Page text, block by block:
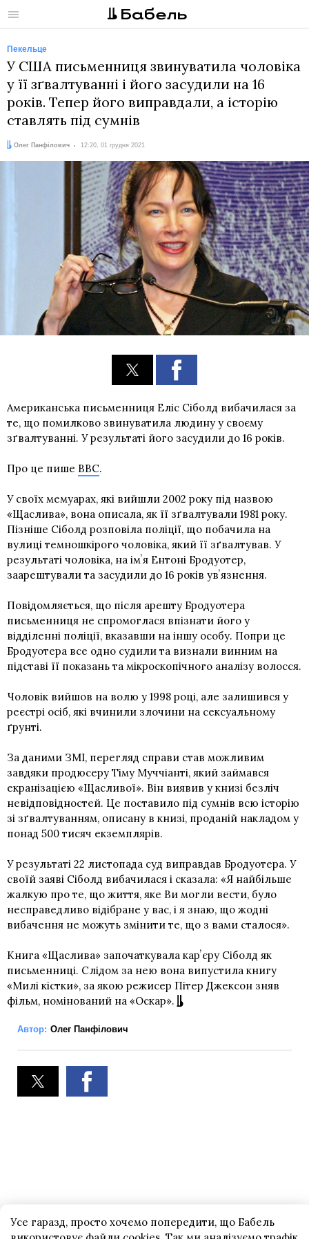
Меню
Пекельце
У США письменниця звинуватила чоловіка
у її зґвалтуванні і його засудили на 16
років. Тепер його виправдали, а історію
ставлять під сумнів
Автор:
Олег Панфілович
Дата: 12:20, 01 грудня 2021
Американська письменниця Еліс Сіболд вибачилася за
те, що помилково звинуватила людину у своєму
зґвалтуванні. У результаті його засудили до 16 років.
Про це пише ВВС.
У своїх мемуарах, які вийшли 2002 року під назвою
«Щаслива», вона описала, як її зґвалтували 1981 року.
Пізніше Сіболд розповіла поліції, що побачила на
вулиці темношкірого чоловіка, який її зґвалтував. У
результаті чоловіка, на імʼя Ентоні Бродуотер,
заарештували та засудили до 16 років увʼязнення.
Повідомляється, що після арешту Бродуотера
письменниця не спромоглася впізнати його у
відділенні поліції, вказавши на іншу особу. Попри це
Бродуотера все одно судили та визнали винним на
підставі її показань та мікроскопічного аналізу волосся.
Чоловік вийшов на волю у 1998 році, але залишився у
реєстрі осіб, які вчинили злочини на сексуальному
ґрунті.
За даними ЗМІ, перегляд справи став можливим
завдяки продюсеру Тіму Муччіанті, який займався
екранізацією «Щасливої». Він виявив у книзі безліч
невідповідностей. Це поставило під сумнів всю історію
зі зґвалтуванням, описану в книзі, проданій накладом у
понад 500 тисяч екземплярів.
У результаті 22 листопада суд виправдав Бродуотера. У
своїй заяві Сіболд вибачилася і сказала: «Я найбільше
жалкую про те, що життя, яке Ви могли вести, було
несправедливо відібране у вас, і я знаю, що жодні
вибачення не можуть змінити те, що з вами сталося».
Книга «Щаслива» започаткувала карʼєру Сіболд як
письменниці. Слідом за нею вона випустила книгу
«Милі кістки», за якою режисер Пітер Джексон зняв
фільм, номінований на «Оскар».
Автор: Олег Панфілович
Усе гаразд, просто хочемо попередити, що Бабель